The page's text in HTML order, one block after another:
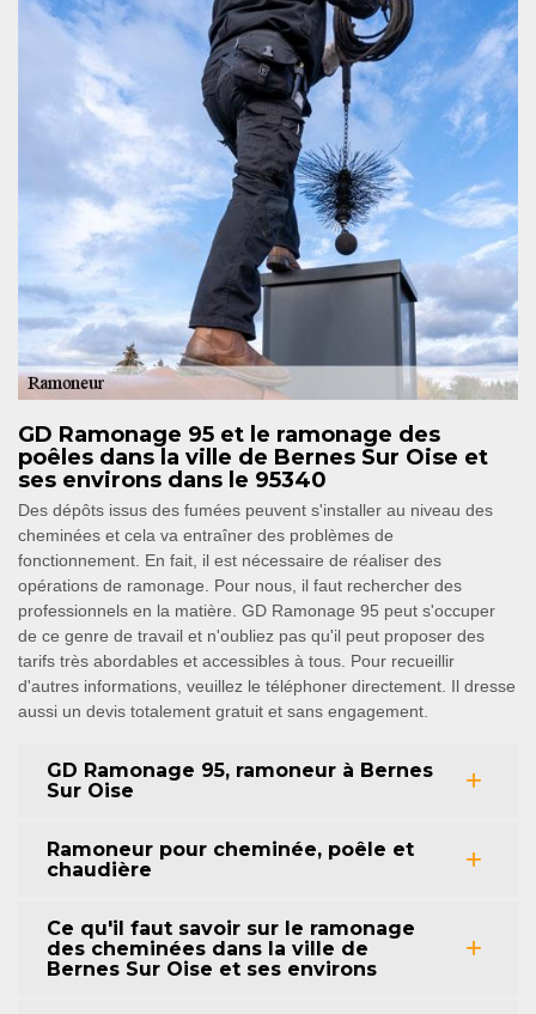
GD Ramonage 95 et le ramonage des
poêles dans la ville de Bernes Sur Oise et
ses environs dans le 95340
Des dépôts issus des fumées peuvent s'installer au niveau des
cheminées et cela va entraîner des problèmes de
fonctionnement. En fait, il est nécessaire de réaliser des
opérations de ramonage. Pour nous, il faut rechercher des
professionnels en la matière. GD Ramonage 95 peut s'occuper
de ce genre de travail et n'oubliez pas qu'il peut proposer des
tarifs très abordables et accessibles à tous. Pour recueillir
d'autres informations, veuillez le téléphoner directement. Il dresse
aussi un devis totalement gratuit et sans engagement.
GD Ramonage 95, ramoneur à Bernes
Sur Oise
Ramoneur pour cheminée, poêle et
chaudière
Ce qu'il faut savoir sur le ramonage
des cheminées dans la ville de
Bernes Sur Oise et ses environs